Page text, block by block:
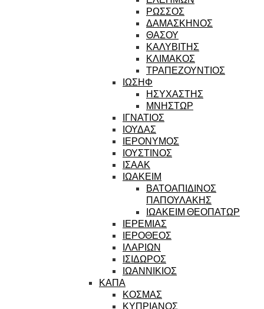
ΡΩΣΣΟΣ
ΔΑΜΑΣΚΗΝΟΣ
ΘΑΣΟΥ
ΚΑΛΥΒΙΤΗΣ
ΚΛΙΜΑΚΟΣ
ΤΡΑΠΕΖΟΥΝΤΙΟΣ
ΙΩΣΗΦ
ΗΣΥΧΑΣΤΗΣ
ΜΝΗΣΤΩΡ
ΙΓΝΑΤΙΟΣ
ΙΟΥΔΑΣ
ΙΕΡΟΝΥΜΟΣ
ΙΟΥΣΤΙΝΟΣ
ΙΣΑΑΚ
ΙΩΑΚΕΙΜ
ΒΑΤΟΑΠΙΔΙΝΟΣ
ΠΑΠΟΥΛΑΚΗΣ
ΙΩΑΚΕΙΜ ΘΕΟΠΑΤΩΡ
ΙΕΡΕΜΙΑΣ
ΙΕΡΟΘΕΟΣ
ΙΛΑΡΙΩΝ
ΙΣΙΔΩΡΟΣ
ΙΩΑΝΝΙΚΙΟΣ
ΚΑΠΑ
ΚΟΣΜΑΣ
ΚΥΠΡΙΑΝΟΣ